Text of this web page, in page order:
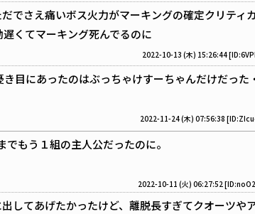
でさえ痛いボス火力がマーキングの確定クリティ
くてマーキング死んでるのに
2022-10-13 (木) 15:26:44
目にあったのはぶっちゃけすーちゃんだけだった
2022-11-24 (木) 07:56:38
もう１組の主人公だったのに。
2022-10-11 (火) 06:27:52
してあげたかったけど、離脱長すぎてクオーツや